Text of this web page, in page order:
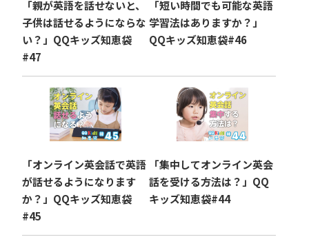
「親が英語を話せないと、
子供は話せるようにならな
い？」QQキッズ知恵袋
#47
「短い時間でも可能な英語
学習法はありますか？」
QQキッズ知恵袋#46
「オンライン英会話で英語
が話せるようになります
か？」QQキッズ知恵袋
#45
「集中してオンライン英会
話を受ける方法は？」QQ
キッズ知恵袋#44